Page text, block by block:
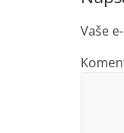
Vaše